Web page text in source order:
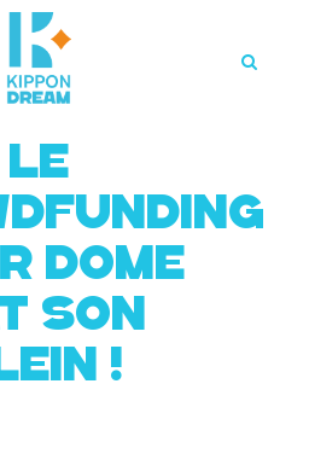
Le
Dome
son
!